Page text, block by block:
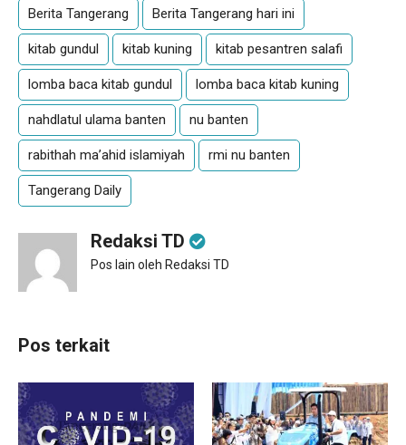
Berita Tangerang Berita Tangerang hari ini
kitab gundul kitab kuning kitab pesantren salafi
lomba baca kitab gundul lomba baca kitab kuning
nahdlatul ulama banten nu banten
rabithah ma’ahid islamiyah rmi nu banten
Tangerang Daily
Redaksi TD
Pos lain oleh Redaksi TD
Pos terkait